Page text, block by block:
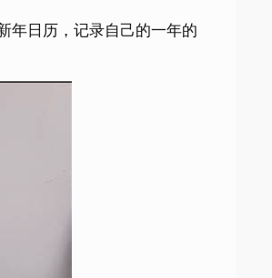
日历，记录自己的一年的